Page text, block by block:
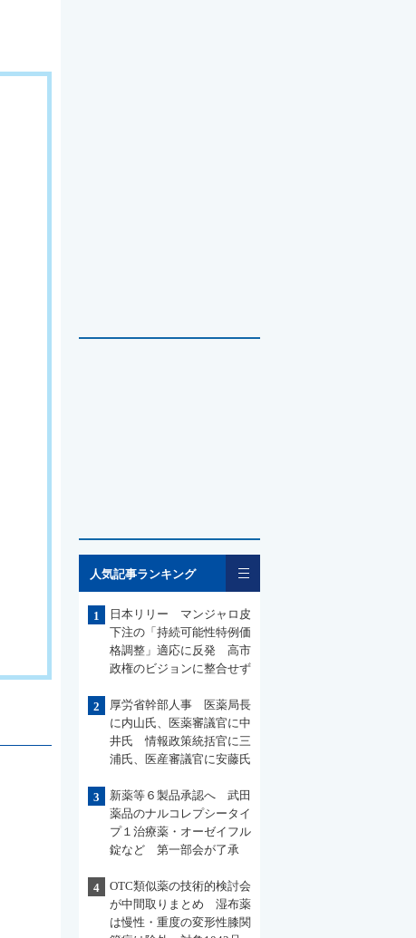
人気記事ランキング
1
日本リリー マンジャロ皮
下注の「持続可能性特例価
格調整」適応に反発 高市
政権のビジョンに整合せず
2
厚労省幹部人事 医薬局長
に内山氏、医薬審議官に中
井氏 情報政策統括官に三
浦氏、医産審議官に安藤氏
3
新薬等６製品承認へ 武田
薬品のナルコレプシータイ
プ１治療薬・オーゼイフル
錠など 第一部会が了承
4
OTC類似薬の技術的検討会
が中間取りまとめ 湿布薬
は慢性・重度の変形性膝関